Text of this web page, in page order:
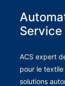
Service
ACS expert
pour le
solutions